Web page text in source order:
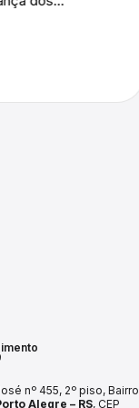
foram
nº 455, 2º piso, Bairro
Alegre – RS, CEP